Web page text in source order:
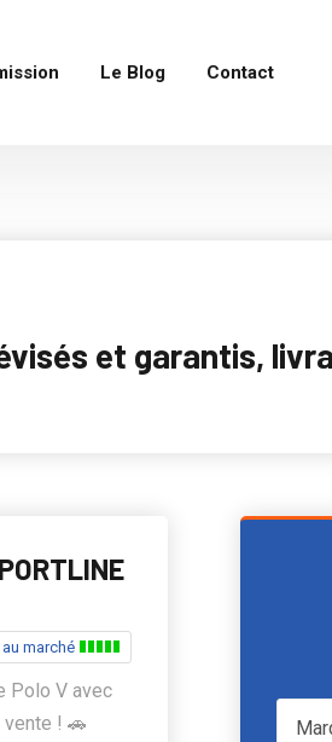
Le Blog Contact
et garantis,
marché
Polo V avec
! 🚗
Marque